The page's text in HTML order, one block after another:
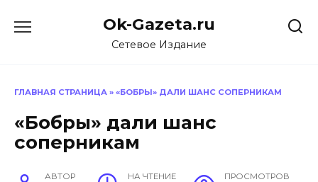
Ok-Gazeta.ru
Сетевое Издание
ГЛАВНАЯ СТРАНИЦА » «БОБРЫ» ДАЛИ ШАНС СОПЕРНИКАМ
«Бобры» дали шанс
соперникам
АВТОР НА ЧТЕНИЕ ПРОСМОТРОВ